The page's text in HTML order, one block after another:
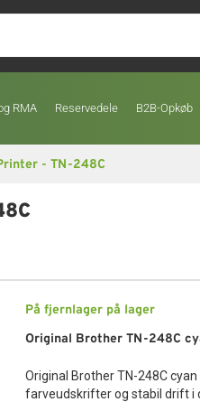
RMA Reservedele B2B-Opkøb
- TN-248C
På fjernlager på lager
Original Brother TN-248C
Original Brother TN-248C
farveudskrifter og stabil drift i